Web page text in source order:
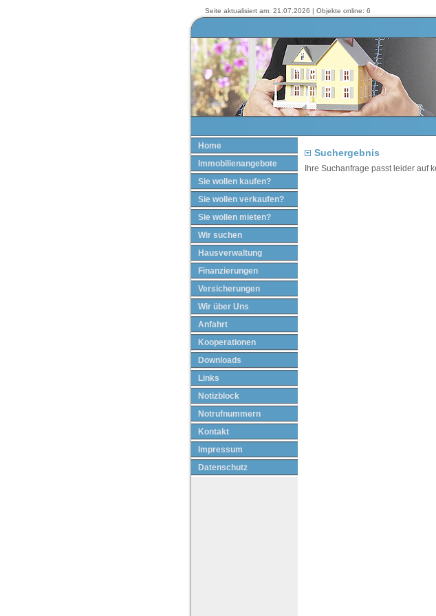
Seite aktualisiert am: 21.07.2026 | Objekte online: 6
Home
Immobilienangebote
Sie wollen kaufen?
Sie wollen verkaufen?
Sie wollen mieten?
Wir suchen
Hausverwaltung
Finanzierungen
Versicherungen
Wir über Uns
Anfahrt
Kooperationen
Downloads
Links
Notizblock
Notrufnummern
Kontakt
Impressum
Datenschutz
Suchergebnis
Ihre Suchanfrage passt leider auf